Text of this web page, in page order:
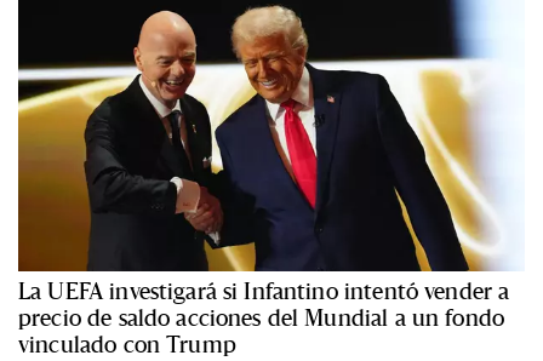
La UEFA investigará si Infantino intentó vender a
precio de saldo acciones del Mundial a un fondo
vinculado con Trump